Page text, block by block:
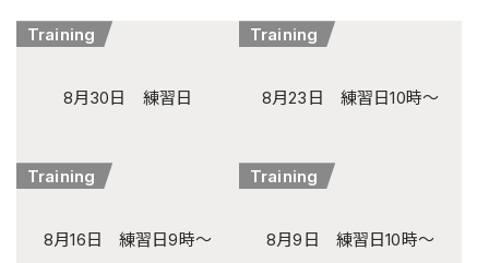
Training
8月30日 練習日
Training
8月23日 練習日10時～
Training
8月16日 練習日9時～
Training
8月9日 練習日10時～